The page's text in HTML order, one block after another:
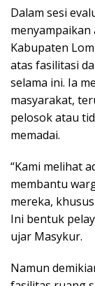
Dalam sesi
Kabupaten
atas fasilitasi
selama ini. Ia
masyarakat,
pelosok atau
memadai.
“Kami melihat
membantu
mereka,
Ini bentuk
ujar Masykur.
Namun